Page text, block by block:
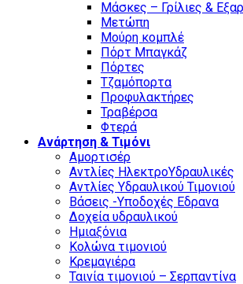
Μάσκες – Γρίλιες &
Μετώπη
Μούρη κομπλέ
Πόρτ Μπαγκάζ
Πόρτες
Τζαμόπορτα
Προφυλακτήρες
Τραβέρσα
Φτερά
Ανάρτηση & Τιμόνι
Αμορτισέρ
Αντλίες ΗλεκτροΥδραυλικές
Αντλίες Υδραυλικού Τιμονιού
Βάσεις -Υποδοχές Εδρανα
Δοχεία υδραυλικού
Ημιαξόνια
Κολώνα τιμονιού
Κρεμαγιέρα
Ταινία τιμονιού – Σερπαντίνα